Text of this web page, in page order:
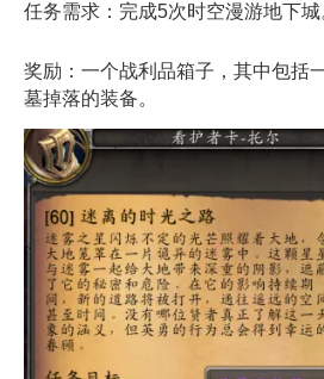
任务需求：完成5次时空漫游地下城
奖励：一个战利品箱子，其中包括
墓掉落的装备。